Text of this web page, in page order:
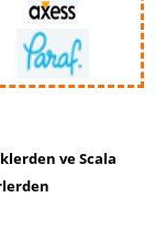
ve Scala